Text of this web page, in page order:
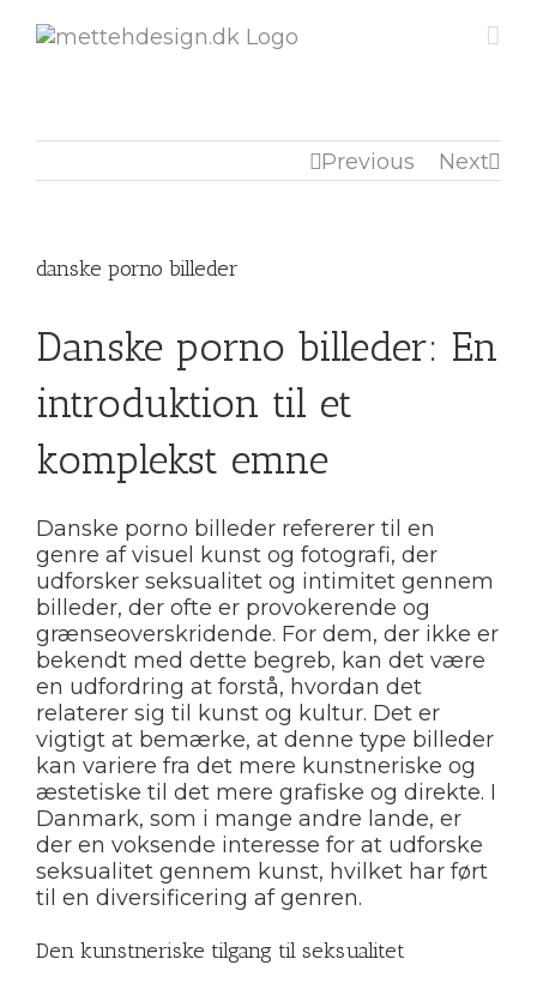
Previous Next
danske porno billeder
Danske porno billeder: En
introduktion til et
komplekst emne
Danske porno billeder refererer til en
genre af visuel kunst og fotografi, der
udforsker seksualitet og intimitet gennem
billeder, der ofte er provokerende og
grænseoverskridende. For dem, der ikke er
bekendt med dette begreb, kan det være
en udfordring at forstå, hvordan det
relaterer sig til kunst og kultur. Det er
vigtigt at bemærke, at denne type billeder
kan variere fra det mere kunstneriske og
æstetiske til det mere grafiske og direkte. I
Danmark, som i mange andre lande, er
der en voksende interesse for at udforske
seksualitet gennem kunst, hvilket har ført
til en diversificering af genren.
Den kunstneriske tilgang til seksualitet